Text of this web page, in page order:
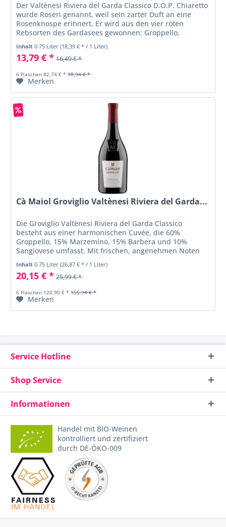
Der Valtènesi Riviera del Garda Classico D.O.P. Chiaretto
wurde Roseri genannt, weil sein zarter Duft an eine
Rosenknospe erinnert. Er wird aus den vier roten
Rebsorten des Gardasees gewonnen: Groppello,
Marzemino, Sangiovese und...
Inhalt0.75 Liter(18,39 € * / 1 Liter)
13,79 € * 16,49 € *
6 Flaschen 82,74 € * 98,94 € *
Merken
Cà Maiol Groviglio Valtènesi Riviera del Garda...
Die Groviglio Valtènesi Riviera del Garda Classico
besteht aus einer harmonischen Cuvée, die 60%
Groppello, 15% Marzemino, 15% Barbera und 10%
Sangiovese umfasst. Mit frischen, angenehmen Noten
Inhalt0.75 Liter(26,87 € * / 1 Liter)
20,15 € * 25,99 € *
6 Flaschen 120,90 € * 155,94 € *
Merken
Service Hotline
Shop Service
Informationen
Handel mit BIO-Weinen
kontrolliert und zertifiziert
durch DE-ÖKO-009